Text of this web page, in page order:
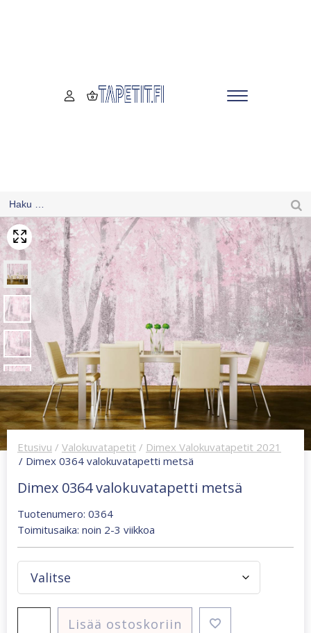
Etusivu / Valokuvatapetit / Dimex Valokuvatapetit 2021
/ Dimex 0364 valokuvatapetti metsä
Dimex 0364 valokuvatapetti metsä
Tuotenumero: 0364
Toimitusaika: noin 2-3 viikkoa
Lisää ostoskoriin